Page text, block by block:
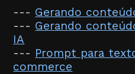
--- Gerando
--- Gerando
IA
--- Prompt para
commerce